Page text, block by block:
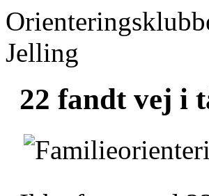
Jelling
22 fandt vej i